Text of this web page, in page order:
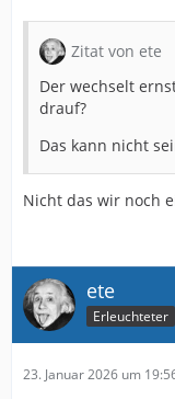
Zitat von ete
Der wechselt
drauf?
Das kann nicht
Nicht das wir noch
ete
Erleuchteter
23. Januar 2026 um